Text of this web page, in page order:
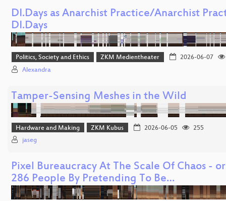
DI.Days as Anarchist Practice/Anarchist
DI.Days
Politics, Society and Ethics ZKM Medientheater
2026-06-07
Alexandra
Tamper-Sensing Meshes in the Wild
Hardware and Making ZKM Kubus 2026-06-05
255
jaseg
Pixel Bureaucracy At The Scale Of Chaos -
286 People By Pretending To Be…